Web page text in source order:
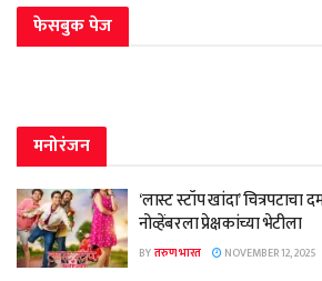
फेसबुक पेज
मनोरंजन
‘लास्ट स्टॉप खांदा’ चित्रपटाचा
नोव्हेंबरला प्रेक्षकांच्या भेटीला
BYतरुण भारत NOVEMBER 12, 2025